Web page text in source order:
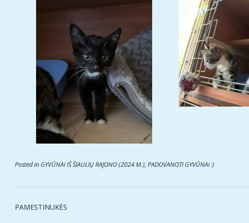
Posted in GYVŪNAI IŠ ŠIAULIŲ RAJONO (2024 M.), PADOVANOTI GYVŪNAI :)
Post
PAMESTINUKĖS